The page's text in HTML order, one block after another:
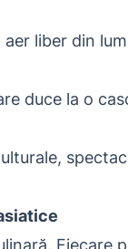
liber din
duce la o
Fiecare